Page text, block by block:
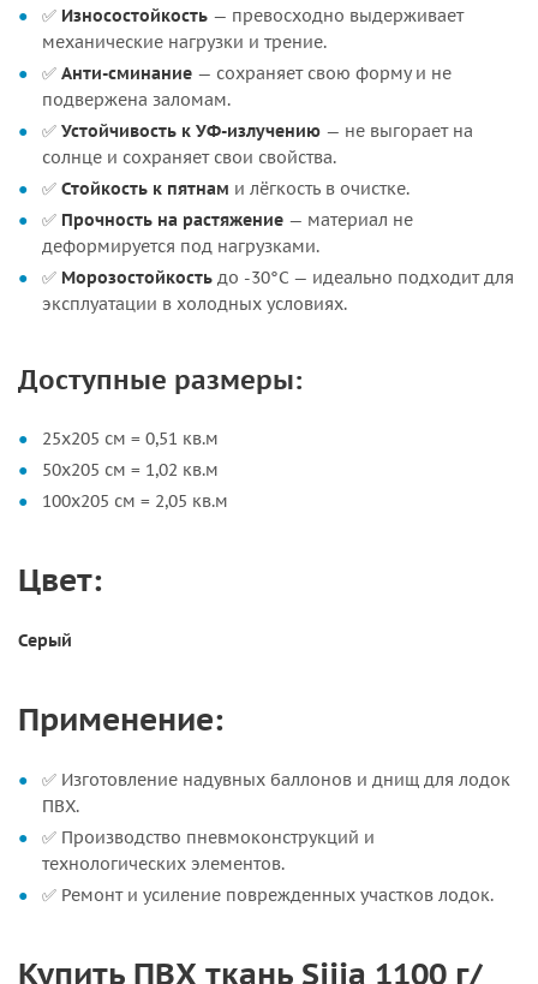
✅ Износостойкость — превосходно выдерживает
механические нагрузки и трение.
✅ Анти-сминание — сохраняет свою форму и не
подвержена заломам.
✅ Устойчивость к УФ-излучению — не выгорает на
солнце и сохраняет свои свойства.
✅ Стойкость к пятнам и лёгкость в очистке.
✅ Прочность на растяжение — материал не
деформируется под нагрузками.
✅ Морозостойкость до -30°C — идеально подходит для
эксплуатации в холодных условиях.
Доступные размеры:
25х205 см = 0,51 кв.м
50х205 см = 1,02 кв.м
100х205 см = 2,05 кв.м
Цвет:
Серый
Применение:
✅ Изготовление надувных баллонов и днищ для лодок
ПВХ.
✅ Производство пневмоконструкций и
технологических элементов.
✅ Ремонт и усиление поврежденных участков лодок.
Купить ПВХ ткань Sijia 1100 г/